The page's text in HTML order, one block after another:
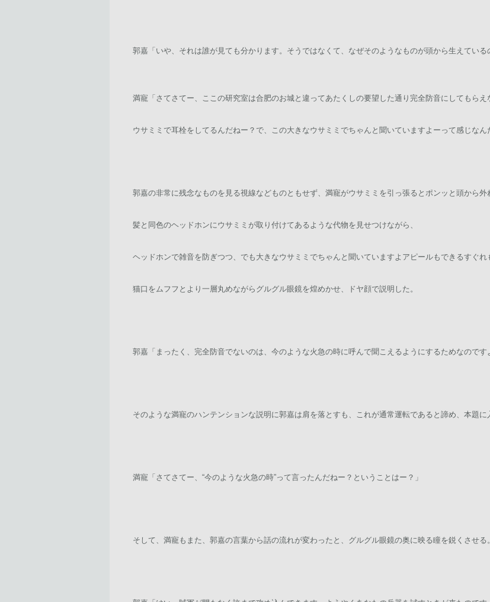
郭嘉「いや、それは誰が見ても分かります。そうではなくて、なぜそのようなものが頭から生えている
満寵「さてさてー、ここの研究室は合肥のお城と違ってあたくしの要望した通り完全防音にしてもら
ウサミミで耳栓をしてるんだねー？で、この大きなウサミミでちゃんと聞いていますよーって感じなん
郭嘉の非常に残念なものを見る視線などものともせず、満寵がウサミミを引っ張るとポンッと頭から外
髪と同色のヘッドホンにウサミミが取り付けてあるような代物を見せつけながら、
ヘッドホンで雑音を防ぎつつ、でも大きなウサミミでちゃんと聞いていますよアピールもできるすぐれ
猫口をムフフとより一層丸めながらグルグル眼鏡を煌めかせ、ドヤ顔で説明した。
郭嘉「まったく、完全防音でないのは、今のような火急の時に呼んで聞こえるようにするためなのです
そのような満寵のハンテンションな説明に郭嘉は肩を落とすも、これが通常運転であると諦め、本題に
満寵「さてさてー、“今のような火急の時”って言ったんだねー？ということはー？」
そして、満寵もまた、郭嘉の言葉から話の流れが変わったと、グルグル眼鏡の奥に映る瞳を鋭くさせる。